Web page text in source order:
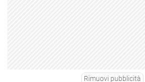
Rimuovi pubblicità